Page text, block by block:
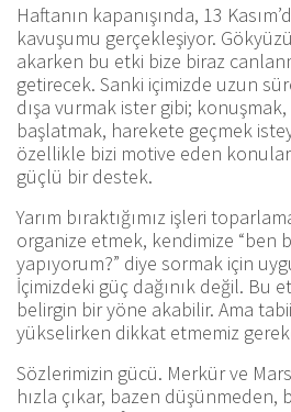
Haftanın kapanışında, 13
kavuşumu gerçekleşiyor.
akarken bu etki bize biraz
getirecek. Sanki içimizde uzun
dışa vurmak ister gibi;
başlatmak, harekete geçmek
özellikle bizi motive eden
güçlü bir destek.
Yarım bıraktığımız işleri
organize etmek, kendimize “ben
yapıyorum?” diye sormak için
İçimizdeki güç dağınık değil. Bu
belirgin bir yöne akabilir. Ama
yükselirken dikkat etmemiz
Sözlerimizin gücü. Merkür ve
hızla çıkar, bazen düşünmeden,